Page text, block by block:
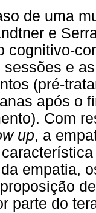
de uma
e
cognitivo-
sessões e
(pré-
após o
Com
up, a
empatia,
parte do